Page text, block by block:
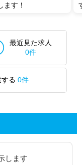
ます！
最近見た求人
0件
る 0件
します